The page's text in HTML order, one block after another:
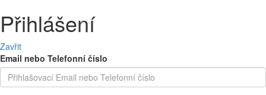
Přihlášení
Zavřit
Email nebo Telefonní číslo